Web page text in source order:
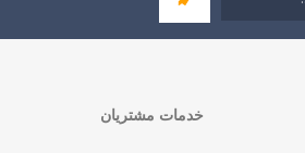
خدمات مشتریان